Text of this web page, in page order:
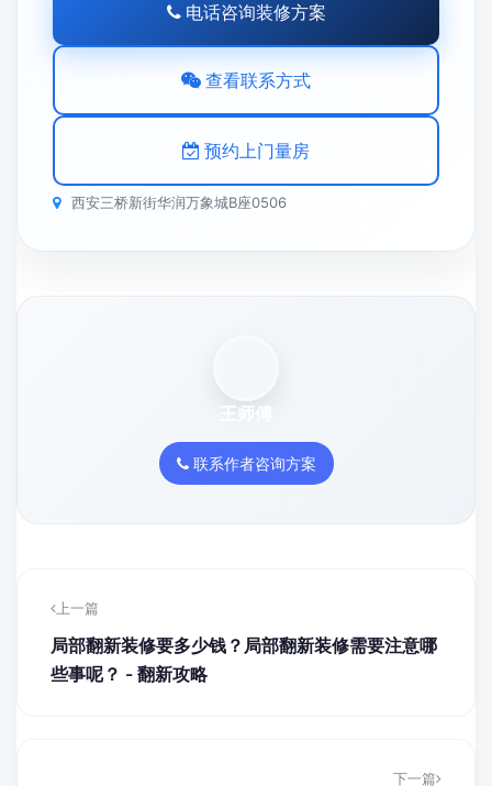
电话咨询装修方案
查看联系方式
预约上门量房
西安三桥新街华润万象城B座0506
王师傅
联系作者咨询方案
上一篇
局部翻新装修要多少钱？局部翻新装修需要注意哪
些事呢？ - 翻新攻略
下一篇